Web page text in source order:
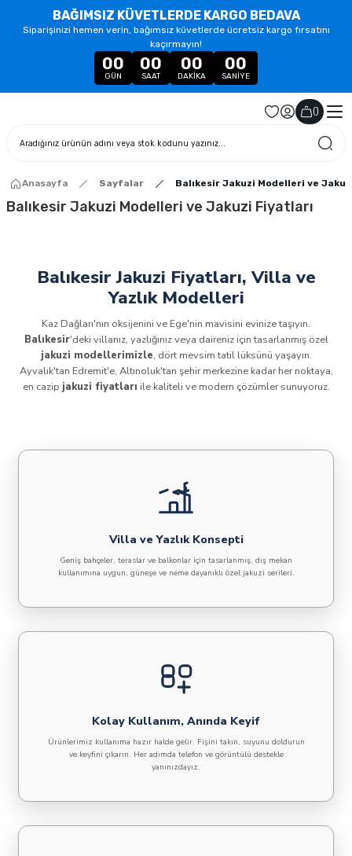
BAĞIMSIZ KÜVETLERDE KARGO BEDAVA
Siparişinizi hemen verin, bağımsız küvetlerde ücretsiz kargo fırsatını
kaçırmayın!
00
GÜN
00
SAAT
00
DAKIKA
00
SANIYE
()
Anasayfa Sayfalar Balıkesir Jakuzi Modelleri ve
Balıkesir Jakuzi Modelleri ve Jakuzi Fiyatları
Balıkesir Jakuzi Fiyatları, Villa ve
Yazlık Modelleri
Kaz Dağları'nın oksijenini ve Ege'nin mavisini evinize taşıyın.
Balıkesir'deki villanız, yazlığınız veya daireniz için tasarlanmış özel
jakuzi modellerimizle, dört mevsim tatil lüksünü yaşayın.
Ayvalık'tan Edremit'e, Altınoluk'tan şehir merkezine kadar her noktaya,
en cazip jakuzi fiyatları ile kaliteli ve modern çözümler sunuyoruz.
Villa ve Yazlık Konsepti
Geniş bahçeler, teraslar ve balkonlar için tasarlanmış, dış mekan
kullanımına uygun, güneşe ve neme dayanıklı özel jakuzi serileri.
Kolay Kullanım, Anında Keyif
Ürünlerimiz kullanıma hazır halde gelir. Fişini takın, suyunu doldurun
ve keyfini çıkarın. Her adımda telefon ve görüntülü destekle
yanınızdayız.